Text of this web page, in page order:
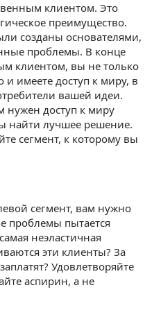
клиентом. Это
преимущество.
созданы основателями,
проблемы. В конце
клиентом, вы не только
имеете доступ к миру, в
вашей идеи.
нужен доступ к миру
найти лучшее решение.
сегмент, к которому вы
сегмент, вам нужно
проблемы пытается
неэластичная
эти клиенты? За
Удовлетворяйте
аспирин, а не